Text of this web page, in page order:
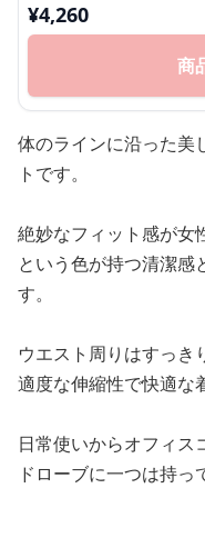
¥4,260
商
体のラインに沿った美
トです。
絶妙なフィット感が女
という色が持つ清潔感
す。
ウエスト周りはすっき
適度な伸縮性で快適な
日常使いからオフィス
ドローブに一つは持っ